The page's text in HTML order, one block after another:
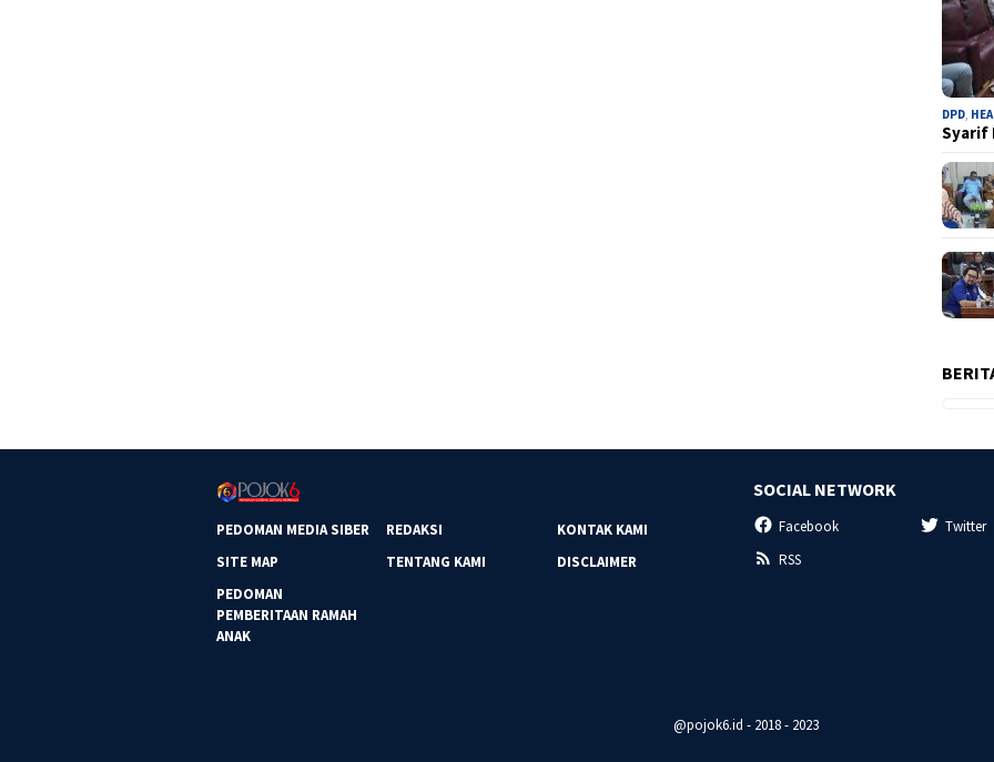
DPD,
Syarif
PEDOMAN MEDIA SIBER REDAKSI
KONTAK KAMI
SITE MAP
TENTANG KAMI
DISCLAIMER
PEDOMAN
PEMBERITAAN RAMAH
ANAK
SOCIAL NETWORK
Facebook Twitter
RSS
@pojok6.id - 2018 - 2023